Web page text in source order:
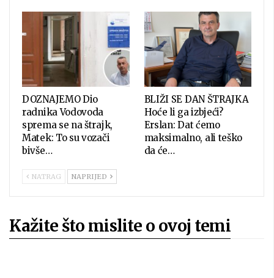
DOZNAJEMO Dio
radnika Vodovoda
sprema se na štrajk,
Matek: To su vozači
bivše…
BLIŽI SE DAN ŠTRAJKA
Hoće li ga izbjeći?
Erslan: Dat ćemo
maksimalno, ali teško
da će…
NATRAG NAPRIJED
Kažite što mislite o ovoj temi